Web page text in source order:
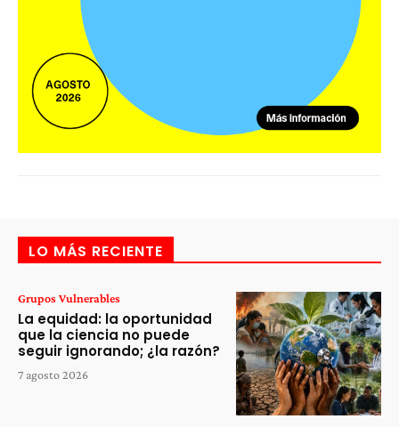
LO MÁS RECIENTE
Grupos Vulnerables
La equidad: la oportunidad
que la ciencia no puede
seguir ignorando; ¿la razón?
7 agosto 2026